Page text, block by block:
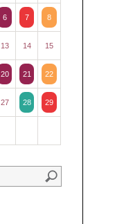
6 7 8
13 14 15
20 21 22
27 28 29